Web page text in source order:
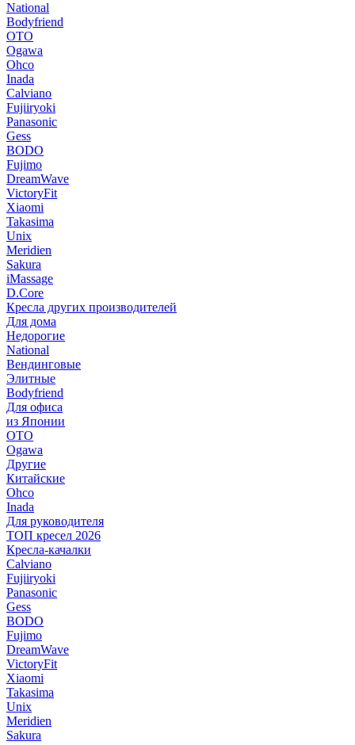
National
Bodyfriend
OTO
Ogawa
Ohco
Inada
Calviano
Fujiiryoki
Panasonic
Gess
BODO
Fujimo
DreamWave
VictoryFit
Xiaomi
Takasima
Unix
Meridien
Sakura
iMassage
D.Core
Кресла других производителей
Для дома
Недорогие
National
Вендинговые
Элитные
Bodyfriend
Для офиса
из Японии
OTO
Ogawa
Другие
Китайские
Ohco
Inada
Для руководителя
ТОП кресел 2026
Кресла-качалки
Calviano
Fujiiryoki
Panasonic
Gess
BODO
Fujimo
DreamWave
VictoryFit
Xiaomi
Takasima
Unix
Meridien
Sakura